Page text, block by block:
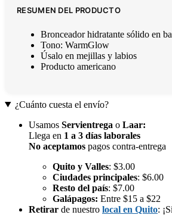
RESUMEN DEL PRODUCTO
Bronceador hidratante sólido en
Tono: WarmGlow
Úsalo en mejillas y labios
Producto americano
¿Cuánto cuesta el envío?
Usamos Servientrega o Laar:
Llega en 1 a 3 días laborales
No aceptamos pagos contra-entrega
Quito y Valles: $3.00
Ciudades principales: $6.00
Resto del país: $7.00
Galápagos: Entre $15 a $22
Retirar de nuestro local en Quito: